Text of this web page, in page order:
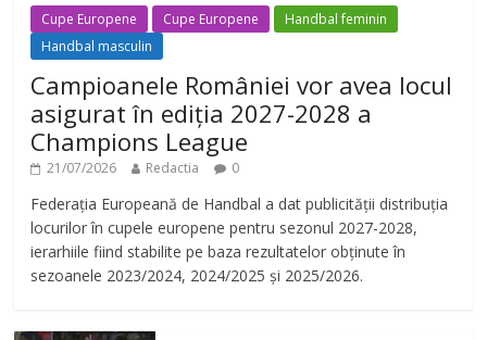
Cupe Europene Cupe Europene
Handbal feminin
Handbal masculin
Campioanele României vor avea locul
asigurat în ediția 2027-2028 a
Champions League
21/07/2026 Redactia 0
Federația Europeană de Handbal a dat publicității distribuția
locurilor în cupele europene pentru sezonul 2027-2028,
ierarhiile fiind stabilite pe baza rezultatelor obținute în
sezoanele 2023/2024, 2024/2025 și 2025/2026.